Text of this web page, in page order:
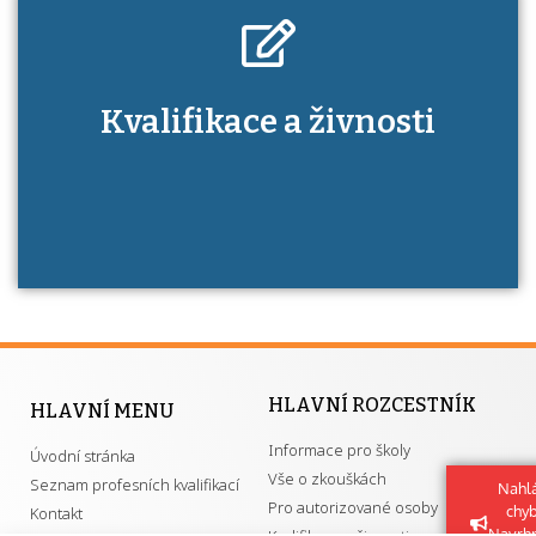
Kdo je to autorizovaná osoba a jaké výhody
má získání autorizace?
Kvalifikace a živnosti
HLAVNÍ MENU
Úvodní stránka
Seznam profesních kvalifikací
Kontakt
HLAVNÍ ROZCESTNÍK
Informace pro školy
Vše o zkouškách
Pro autorizované osoby